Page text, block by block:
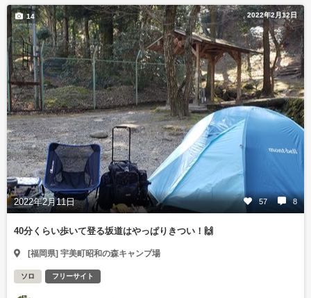
2022年2月12日
2022年2月11日 57 8
14
40分くらい歩いて登る坂道はやっぱりきつい！🙌
[福岡県] 宇美町昭和の森キャンプ場
ソロ フリーサイト